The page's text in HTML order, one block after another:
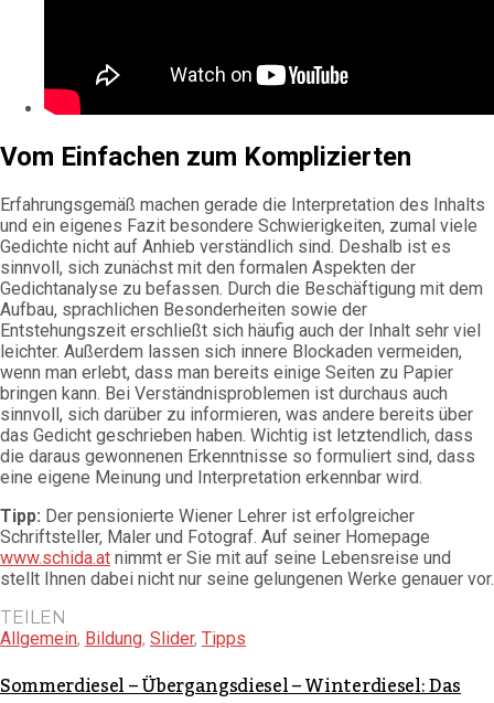
Vom Einfachen zum Komplizierten
Erfahrungsgemäß machen gerade die Interpretation des Inhalts
und ein eigenes Fazit besondere Schwierigkeiten, zumal viele
Gedichte nicht auf Anhieb verständlich sind. Deshalb ist es
sinnvoll, sich zunächst mit den formalen Aspekten der
Gedichtanalyse zu befassen. Durch die Beschäftigung mit dem
Aufbau, sprachlichen Besonderheiten sowie der
Entstehungszeit erschließt sich häufig auch der Inhalt sehr viel
leichter. Außerdem lassen sich innere Blockaden vermeiden,
wenn man erlebt, dass man bereits einige Seiten zu Papier
bringen kann. Bei Verständnisproblemen ist durchaus auch
sinnvoll, sich darüber zu informieren, was andere bereits über
das Gedicht geschrieben haben. Wichtig ist letztendlich, dass
die daraus gewonnenen Erkenntnisse so formuliert sind, dass
eine eigene Meinung und Interpretation erkennbar wird.
Tipp: Der pensionierte Wiener Lehrer ist erfolgreicher
Schriftsteller, Maler und Fotograf. Auf seiner Homepage
www.schida.at nimmt er Sie mit auf seine Lebensreise und
stellt Ihnen dabei nicht nur seine gelungenen Werke genauer vor.
TEILEN
Allgemein, Bildung, Slider, Tipps
Sommerdiesel – Übergangsdiesel – Winterdiesel: Das